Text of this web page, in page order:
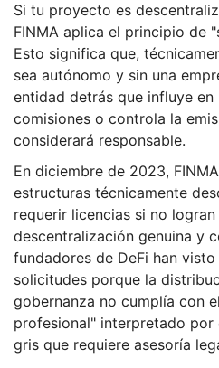
Si tu proyecto es
FINMA aplica el principio de
Esto significa que,
sea autónomo y sin una
entidad detrás que influye
comisiones o controla la
considerará responsable.
En diciembre de 2023,
estructuras técnicamente
requerir licencias si no
descentralización genuina y
fundadores de DeFi han
solicitudes porque la
gobernanza no cumplía con
profesional" interpretado por
gris que requiere asesoría